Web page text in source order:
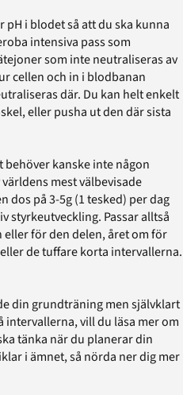
pH i blodet så att du ska kunna
intensiva pass som
som inte neutraliseras av
cellen och in i blodbanan
där. Du kan helt enkelt
eller pusha ut den där sista
kanske inte någon
mest välbevisade
på 3-5g (1 tesked) per dag
styrkeutveckling. Passar alltså
för den delen, året om för
de tuffare korta intervallerna.
din grundträning men självklart
intervallerna, vill du läsa mer om
tänka när du planerar din
i ämnet, så nörda ner dig mer